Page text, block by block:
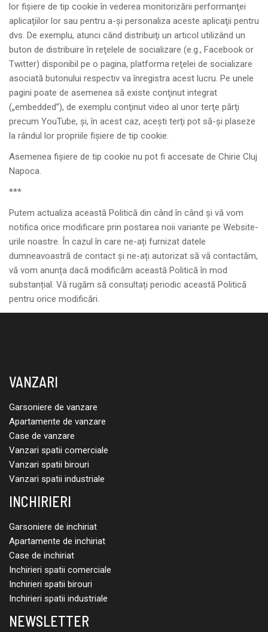
lor fişiere de tip cookie în vederea monitorizării performanţei
aplicaţiilor lor sau pentru a-şi personaliza aceste aplicaţii pentru
dvs. De exemplu, atunci când distribuiţi un articol utilizând un
buton de distribuire în reţelele de socializare (e.g., Facebook or
Twitter) disponibil pe o pagina, platforma reţelei de socializare
asociată butonului respectiv va înregistra acest lucru. Pe unele
pagini poate de asemenea să existe conţinut integrat
(„embedded”), de exemplu conţinut video al unor terţe părţi
precum YouTube, şi, în acest caz, aceşti terţi pot să-şi plaseze
la rândul lor propriile fişiere de tip cookie.
Asemenea fişiere de tip cookie nu pot fi accesate de Chirie Cluj
Napoca.
***
Putem actualiza această Politică din când în când și vă vom
notifica orice modificare prin postarea noii variante pe Website-
urile noastre. În cazul în care ne-ați furnizat datele
dumneavoastră de contact și ne-ați autorizat să vă contactăm,
vă vom anunța dacă modificăm această Politică în mod
substanțial. Vă rugăm să consultați periodic această Politică
pentru orice modificări.
VANZARI
Garsoniere de vanzare
Apartamente de vanzare
Case de vanzare
Vanzari spatii comerciale
Vanzari spatii birouri
Vanzari spatii industriale
INCHIRIERI
Garsoniere de inchiriat
Apartamente de inchiriat
Case de inchiriat
Inchirieri spatii comerciale
Inchirieri spatii birouri
Inchirieri spatii industriale
NEWSLETTER